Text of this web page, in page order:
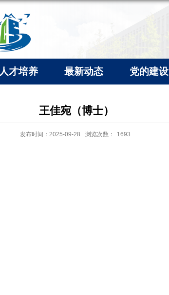
人才培养 最新动态 党的建设
王佳宛（博士）
发布时间：2025-09-28 浏览次数： 1693